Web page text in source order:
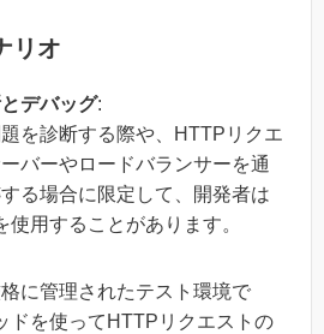
リオ
デバッグ:
を診断する際や、HTTPリクエ
バーやロードバランサーを通
る場合に限定して、開発者は
用することがあります。
に管理されたテスト環境で
ドを使ってHTTPリクエストの